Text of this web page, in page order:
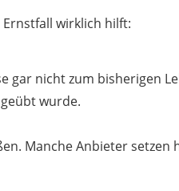
wirklich hilft:
gar nicht zum bisherigen
wurde.
Manche Anbieter setzen